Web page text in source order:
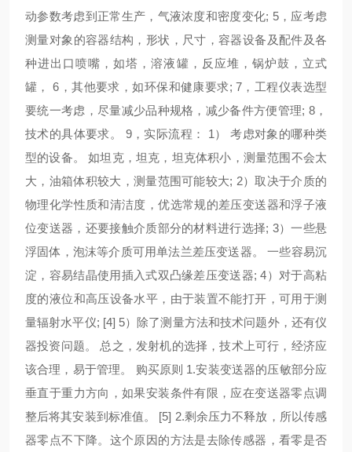
动参数考虑到正常生产，气液浓度和密度变化; 5，应考虑
测量对象的容器结构，形状，尺寸，容器设备及配件及各
种进出口喷嘴，如塔，溶液罐，反应堆，锅炉鼓，立式
罐， 6，其他要求，如环保和健康要求; 7，工程仪表选型
要统一考虑，尽量减少品种规格，减少备件方便管理; 8，
技术的具体要求。 9，实际流程： 1） 考虑对象的哪种类
型的设备。 如坦克，坦克，坦克体积小，测量范围不会太
大，油箱体积较大，测量范围可能较大; 2）取决于介质的
物理化学性质和清洁度，优选常规的差压变送器和浮子液
位变送器，还要接触介质部分的材料进行选择; 3）一些悬
浮固体，泡沫等介质可用单法兰差压变送器。 一些容易沉
淀，容易结晶使用插入式双凸缘差压变送器; 4）对于高粘
度的液位和高压设备水平，由于装置不能打开，可用于测
量辐射水平仪; [4] 5）除了测量方法和技术问题外，还有仪
器投资问题。 总之，发射机的选择，技术上可行，经济应
该合理，易于管理。 购买原则 1.安装变送器的压敏部分应
垂直于重力方向，如果安装条件有限，应在变送器零点调
整后将其安装到标准值。 [5] 2.剩余压力不释放，所以传感
器零点不下降。这个原因的方法是去除传感器，看零是否